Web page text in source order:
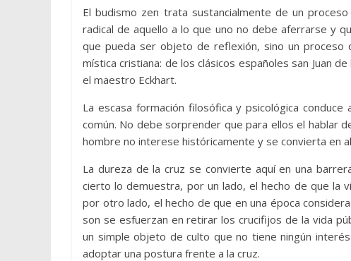
El budismo zen trata sustancialmente de un
radical de aquello a lo que uno no debe aferrarse y
que pueda ser objeto de reflexión, sino un proceso
mística cristiana: de los clásicos españoles san Juan
el maestro Eckhart.
La escasa formación filosófica y psicológica
común. No debe sorprender que para ellos el hablar
hombre no interese históricamente y se convierta en
La dureza de la cruz se convierte aquí en una
cierto lo demuestra, por un lado, el hecho de que la
por otro lado, el hecho de que en una época
son se esfuerzan en retirar los crucifijos de la vida
un simple objeto de culto que no tiene ningún
adoptar una postura frente a la cruz.